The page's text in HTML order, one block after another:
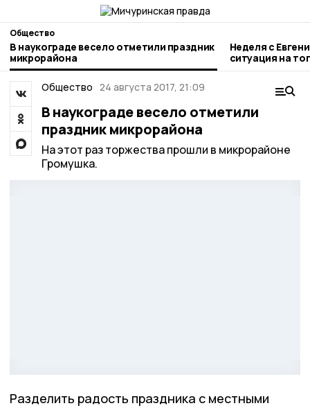
Общество
В наукограде весело отметили праздник
микрорайона
Неделя с
ситуация на
городе и
Общество 24 августа 2017, 21:09
В наукограде весело отметили
праздник микрорайона
На этот раз торжества прошли в микрорайоне
Громушка.
Разделить радость праздника с местными